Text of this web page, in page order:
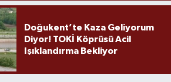
Doğukent’te Kaza Geliyorum
Diyor! TOKİ Köprüsü Acil
Işıklandırma Bekliyor